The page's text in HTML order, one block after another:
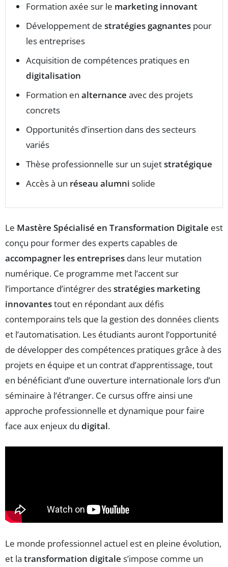
Formation axée sur le marketing innovant
Développement de stratégies gagnantes pour
les entreprises
Acquisition de compétences pratiques en
digitalisation
Formation en alternance avec des projets
concrets
Opportunités d’insertion dans des secteurs
variés
Thèse professionnelle sur un sujetstratégique
Accès à un réseau alumni solide
Le Mastère Spécialisé en Transformation Digitale est
conçu pour former des experts capables de
accompagner les entreprises dans leur mutation
numérique. Ce programme met l’accent sur
l’importance d’intégrer desstratégies marketing
innovantestout en répondant aux défis
contemporains tels que la gestion des données clients
et l’automatisation. Les étudiants auront l’opportunité
de développer des compétences pratiques grâce à des
projets en équipe et un contrat d’apprentissage, tout
en bénéficiant d’une ouverture internationale lors d’un
séminaire à l’étranger. Ce cursus offre ainsi une
approche professionnelle et dynamique pour faire
face aux enjeux du digital.
Le monde professionnel actuel est en pleine évolution,
et la transformation digitale s’impose comme un